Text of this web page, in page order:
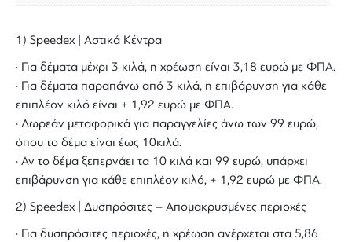
1) Speedex | Αστικά Κέντρα
· Για δέματα μέχρι 3 κιλά, η χρέωση είναι 3,18 ευρώ με ΦΠΑ.
· Για δέματα παραπάνω από 3 κιλά, η επιβάρυνση για κάθε
επιπλέον κιλό είναι + 1,92 ευρώ με ΦΠΑ.
· Δωρεάν μεταφορικά για παραγγελίες άνω των 99 ευρώ,
όπου το δέμα είναι έως 10κιλά.
· Αν το δέμα ξεπερνάει τα 10 κιλά και 99 ευρώ, υπάρχει
επιβάρυνση για κάθε επιπλέον κιλό, + 1,92 ευρώ με ΦΠΑ.
2) Speedex | Δυσπρόσιτες – Απομακρυσμένες περιοχές
· Για δυσπρόσιτες περιοχές, η χρέωση ανέρχεται στα 5,86